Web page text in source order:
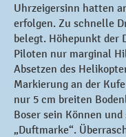
Uhrzeigersinn hatten
erfolgen. Zu schnelle
belegt. Höhepunkt der
Piloten nur marginal
Absetzen des
Markierung an der
nur 5 cm breiten
Boser sein Können
„Duftmarke“.